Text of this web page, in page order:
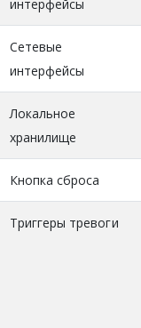
интерфейсы
Сетевые
интерфейсы
Локальное
хранилище
Кнопка сброса
Триггеры тревоги